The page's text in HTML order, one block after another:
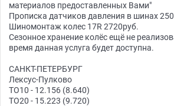
материалов предоставленных Вами"
Прописка датчиков давления в шинах
Шиномонтаж колес 17R 2720руб.
Сезонное хранение колёс ещё не
время данная услуга будет доступна.
САНКТ-ПЕТЕРБУРГ
Лексус-Пулково
ТО10 - 12.156 (8.640)
ТО20 - 15.223 (9.720)